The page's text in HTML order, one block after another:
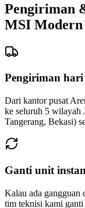
Pengiriman
MSI
Pengiriman
Dari kantor pusat
ke seluruh 5 wilayah
Tangerang, Bekasi)
Ganti unit
Kalau ada gangguan
tim teknisi kami